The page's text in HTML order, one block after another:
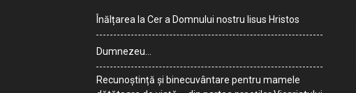
Înălțarea la Cer a Domnului nostru Iisus Hristos
Dumnezeu…
Recunoștință și binecuvântare pentru mamele